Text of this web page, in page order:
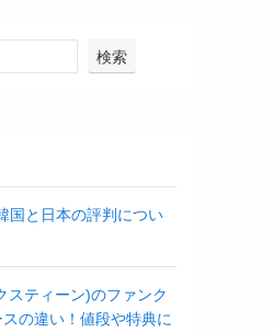
検索
国と日本の評判につい
スティーン)のファンク
の違い！値段や特典に